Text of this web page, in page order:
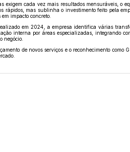
exigem cada vez mais resultados mensuráveis, o
rápidos, mas sublinha o investimento feito pela
impacto concreto.
em 2024, a empresa identifica várias
interna por áreas especializadas, integrando
negócio.
de novos serviços e o reconhecimento